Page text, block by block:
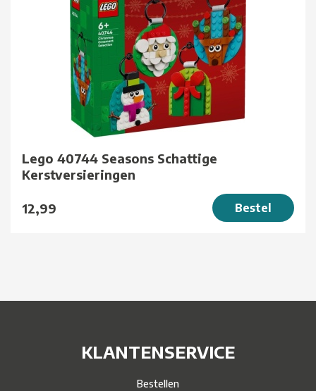
Lego 40744 Seasons Schattige
Kerstversieringen
12,99 Bestel
KLANTENSERVICE
Bestellen